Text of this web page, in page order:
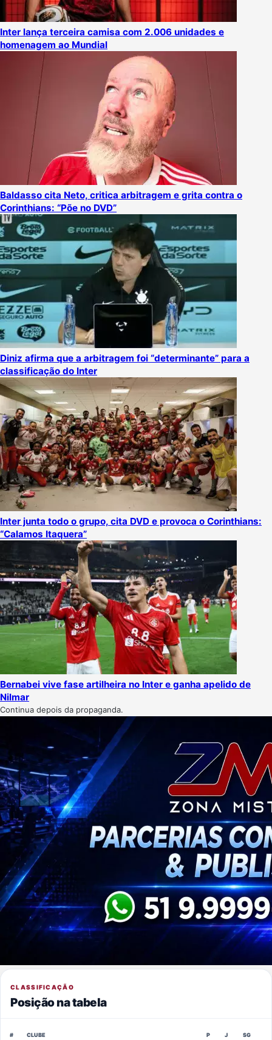
Inter lança terceira camisa com 2.006 unidades e
homenagem ao Mundial
Baldasso cita Neto, critica arbitragem e grita contra o
Corinthians: “Põe no DVD”
Diniz afirma que a arbitragem foi “determinante” para a
classificação do Inter
Inter junta todo o grupo, cita DVD e provoca o Corinthians:
“Calamos Itaquera”
Bernabei vive fase artilheira no Inter e ganha apelido de
Nilmar
Continua depois da propaganda.
CLASSIFICAÇÃO
Posição na tabela
# CLUBE P J SG